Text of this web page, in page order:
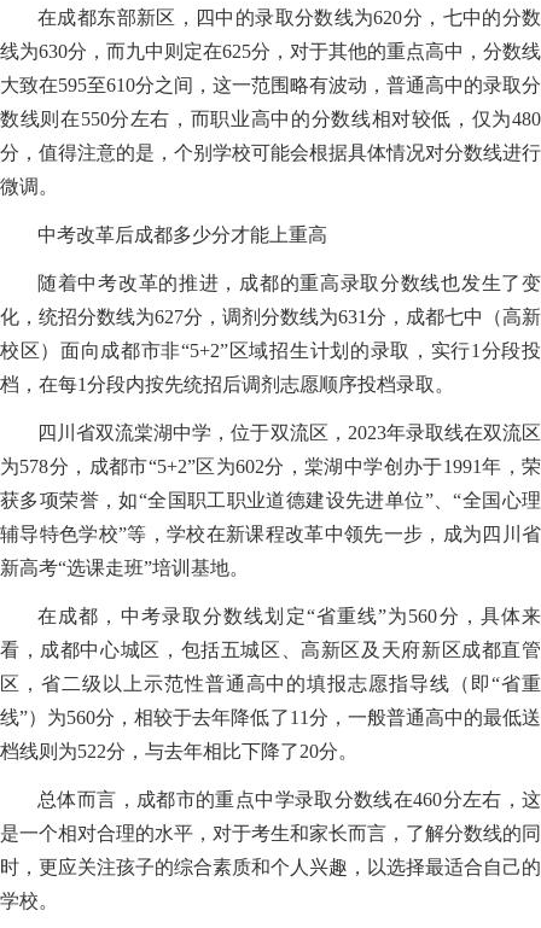
在成都东部新区，四中的录取分数线为620分，七中的分数
线为630分，而九中则定在625分，对于其他的重点高中，分数线
大致在595至610分之间，这一范围略有波动，普通高中的录取分
数线则在550分左右，而职业高中的分数线相对较低，仅为480
分，值得注意的是，个别学校可能会根据具体情况对分数线进行
微调。
中考改革后成都多少分才能上重高
随着中考改革的推进，成都的重高录取分数线也发生了变
化，统招分数线为627分，调剂分数线为631分，成都七中（高新
校区）面向成都市非“5+2”区域招生计划的录取，实行1分段投
档，在每1分段内按先统招后调剂志愿顺序投档录取。
四川省双流棠湖中学，位于双流区，2023年录取线在双流区
为578分，成都市“5+2”区为602分，棠湖中学创办于1991年，荣
获多项荣誉，如“全国职工职业道德建设先进单位”、“全国心理
辅导特色学校”等，学校在新课程改革中领先一步，成为四川省
新高考“选课走班”培训基地。
在成都，中考录取分数线划定“省重线”为560分，具体来
看，成都中心城区，包括五城区、高新区及天府新区成都直管
区，省二级以上示范性普通高中的填报志愿指导线（即“省重
线”）为560分，相较于去年降低了11分，一般普通高中的最低送
档线则为522分，与去年相比下降了20分。
总体而言，成都市的重点中学录取分数线在460分左右，这
是一个相对合理的水平，对于考生和家长而言，了解分数线的同
时，更应关注孩子的综合素质和个人兴趣，以选择最适合自己的
学校。